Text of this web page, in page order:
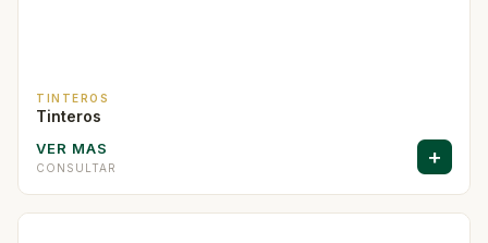
TINTEROS
Tinteros
VER MAS
CONSULTAR +